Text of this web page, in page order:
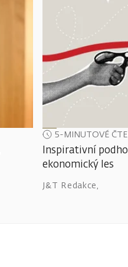
5-MINUTOVÉ
Inspirativní
ekonomický les
J&T Redakce,